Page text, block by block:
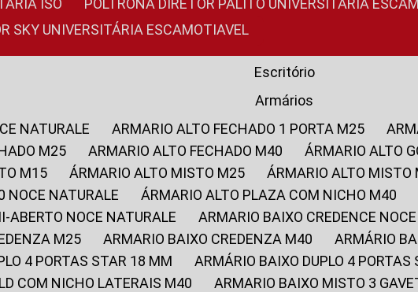
ISO
POLTRONA DIRETOR PALITO UNIVERSITÁRIA
SKY UNIVERSITÁRIA ESCAMOTIAVEL
Escritório
Armários
NATURALE
ARMARIO ALTO FECHADO 1 PORTA M25
M25
ARMARIO ALTO FECHADO M40
ÁRMARIO ALTO
M15
ÁRMARIO ALTO MISTO M25
ÁRMARIO ALTO MISTO
NOCE NATURALE
ÁRMARIO ALTO PLAZA COM NICHO M40
ABERTO NOCE NATURALE
ARMARIO BAIXO CREDENCE
M25
ARMARIO BAIXO CREDENZA M40
ARMÁRIO
4 PORTAS STAR 18 MM
ARMÁRIO BAIXO DUPLO 4
COM NICHO LATERAIS M40
ARMARIO BAIXO MISTO 3